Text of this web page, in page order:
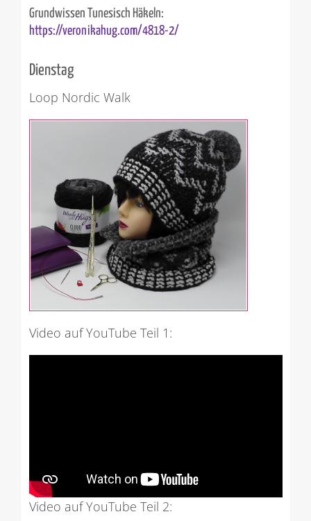
Grundwissen Tunesisch Häkeln:
https://veronikahug.com/4818-2/
Dienstag
Loop Nordic Walk
Video auf YouTube Teil 1:
Video auf YouTube Teil 2: